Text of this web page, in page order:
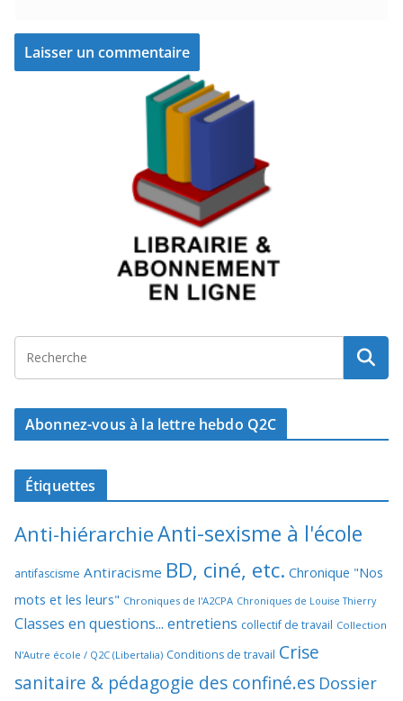
Abonnez-vous à la lettre hebdo Q2C
Étiquettes
Anti-hiérarchieAnti-sexisme à l'école
antifascisme Antiracisme BD, ciné, etc. Chronique "Nos
mots et les leurs" Chroniques de l'A2CPA Chroniques de Louise Thierry
Classes en questions... entretiens collectif de travail Collection
N'Autre école / Q2C (Libertalia) Conditions de travail Crise
sanitaire & pédagogie des confiné.es Dossier